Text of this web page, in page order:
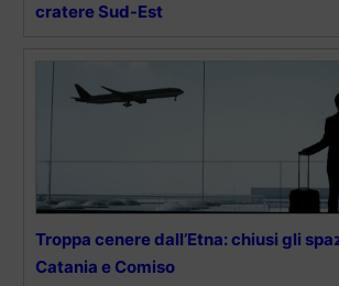
cratere Sud-Est
Troppa cenere dall’Etna: chiusi gli
Catania e Comiso